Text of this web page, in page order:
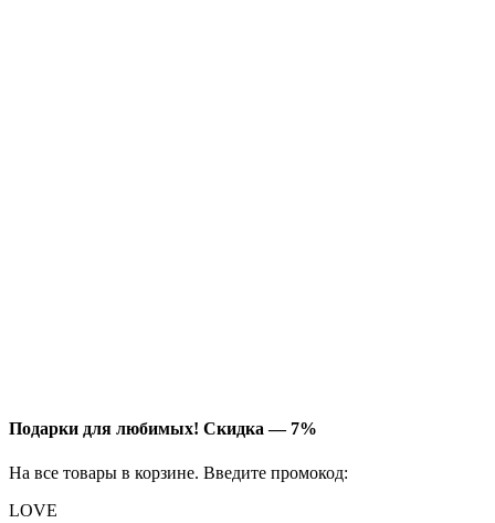
Подарки для любимых! Скидка — 7%
На все товары в корзине. Введите промокод:
LOVE